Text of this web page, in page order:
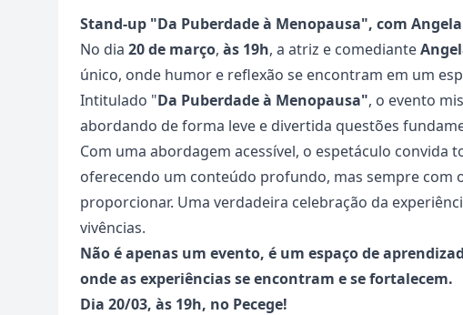
Stand-up "Da Puberdade à Menopausa", com
No dia 20 de março, às 19h, a atriz e comediante
único, onde humor e reflexão se encontram em um
Intitulado "Da Puberdade à Menopausa", o evento
abordando de forma leve e divertida questões
Com uma abordagem acessível, o espetáculo convida
oferecendo um conteúdo profundo, mas sempre com
proporcionar. Uma verdadeira celebração da
vivências.
Não é apenas um evento, é um espaço de
onde as experiências se encontram e se fortalecem.
Dia 20/03, às 19h, no Pecege!